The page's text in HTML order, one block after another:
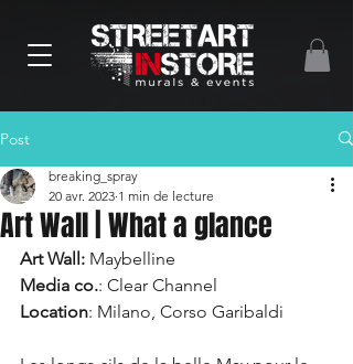
Post
Art Wall | What a glance
breaking_spray
20 avr. 2023 1 min de lecture
Art Wall: Maybelline
Media co.: Clear Channel
Location: Milano, Corso Garibaldi